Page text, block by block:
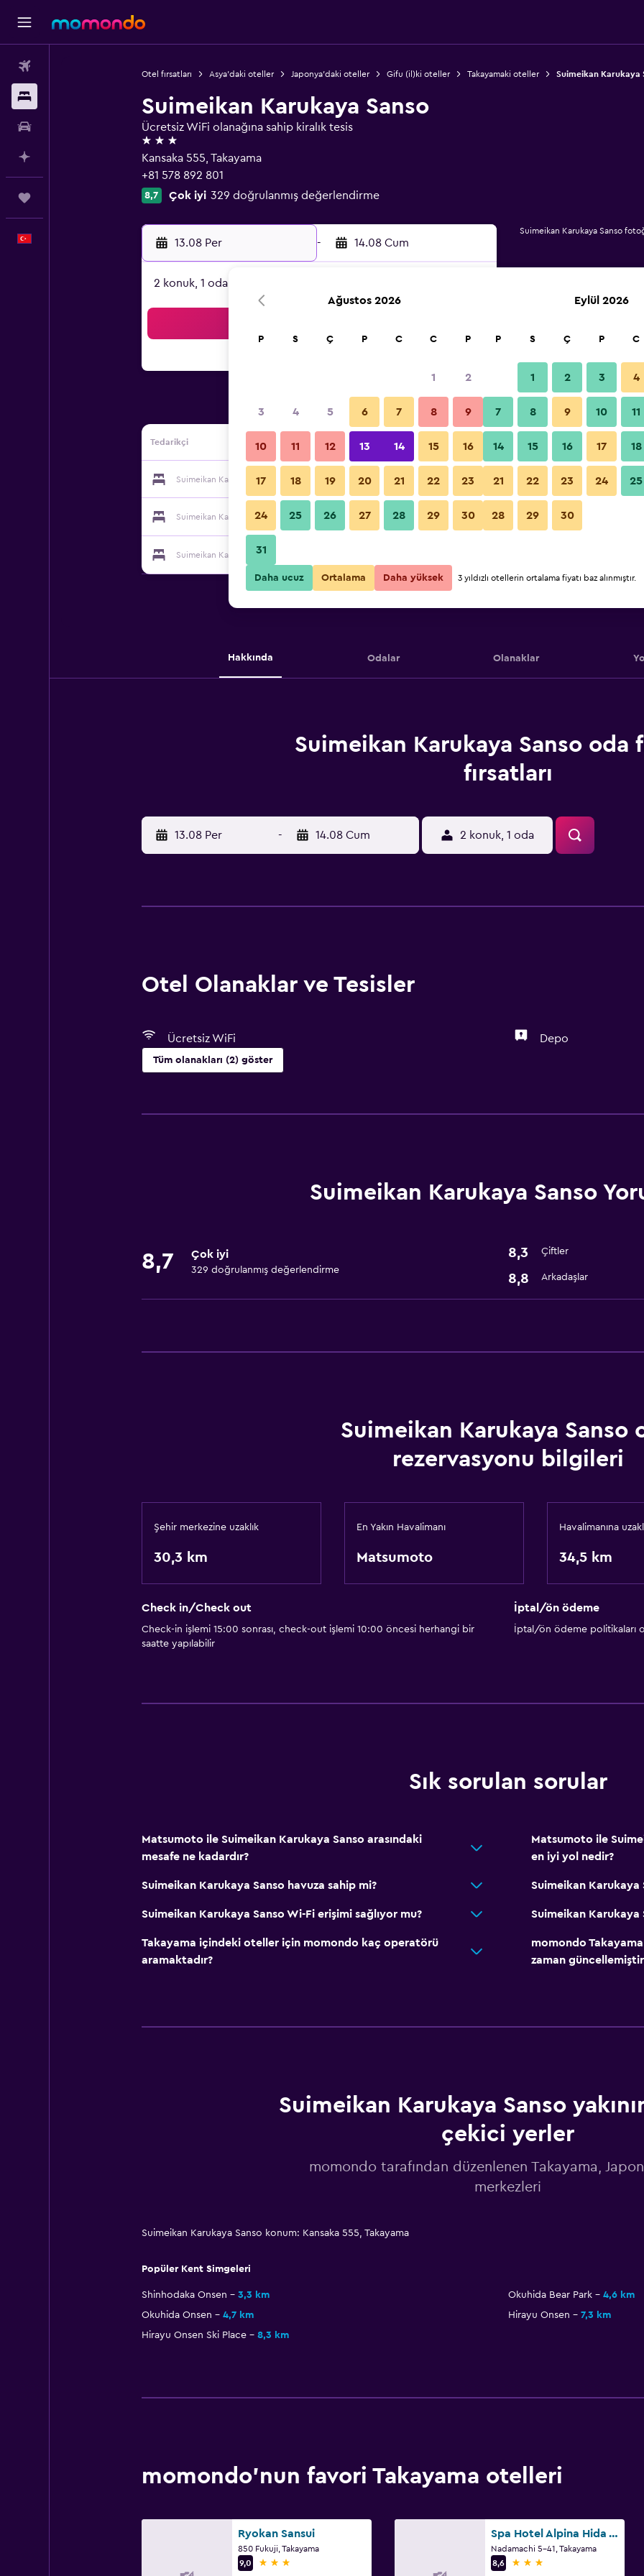
Otel fırsatları Asya'daki oteller Japonya'daki oteller Gifu (il)ki oteller Takayamaki oteller Suimeikan Karukaya
Suimeikan Karukaya Sanso
Ücretsiz WiFi olanağına sahip kiralık tesis
3 yıldız
Kansaka 555, Takayama
+81 578 892 801
8,7 Çok iyi 329 doğrulanmış değerlendirme
13.08 Per - 14.08 Cum
2 konuk, 1 oda
Tedarikçi
Suimeikan Karukaya Sanso tedarikçisi Fiyatları Göster
Suimeikan Karukaya Sanso tedarikçisi Fiyatları Göster
Suimeikan Karukaya Sanso tedarikçisi
Suimeikan Karukaya Sanso
Hakkında Odalar Olanaklar
Suimeikan Karukaya Sanso oda
fırsatları
13.08 Per - 14.08 Cum 2 konuk, 1 oda
Otel Olanaklar ve Tesisler
Ücretsiz WiFi Depo
Tüm olanakları (2) göster
Depo
Ücretsiz WiFi
Suimeikan Karukaya Sanso
8,7 Çok iyi
329 doğrulanmış değerlendirme
8,3 Çiftler
8,8 Arkadaşlar
Suimeikan Karukaya Sanso
rezervasyonu bilgileri
Şehir merkezine uzaklık
30,3 km
En Yakın Havalimanı
Matsumoto
Havalimanına
34,5 km
Check in/Check out
Check-in işlemi 15:00 sonrası, check-out işlemi 10:00 öncesi herhangi bir
saatte yapılabilir
İptal/ön ödeme
İptal/ön ödeme politikaları
Sık sorulan sorular
Matsumoto ile Suimeikan Karukaya Sanso arasındaki
mesafe ne kadardır?
Matsumoto ile
en iyi yol nedir?
Suimeikan Karukaya Sanso havuza sahip mi? Suimeikan Karukaya
Suimeikan Karukaya Sanso Wi-Fi erişimi sağlıyor mu? Suimeikan Karukaya
Takayama içindeki oteller için momondo kaç operatörü
aramaktadır?
momondo
zaman
Suimeikan Karukaya Sanso
çekici yerler
momondo tarafından düzenlenen Takayama,
merkezleri
Suimeikan Karukaya Sanso konum: Kansaka 555, Takayama
Popüler Kent Simgeleri
Shinhodaka Onsen 3,3 km Okuhida Bear Park
4,6 km
Okuhida Onsen
4,7 km Hirayu Onsen
7,3 km
Hirayu Onsen Ski Place
8,3 km
momondo'nun favori Takayama otelleri
Ryokan Sansui
850 Fukuji, Takayama
9,0
3 yıldız
Spa Hotel Alpina Hida Takayama
Nadamachi 5-41, Takayama
8,6
3 yıldız
Ağustos 2026
P S Ç P C C P
1 2
3 4 5 6 7 8 9
10 11 12 13 14 15 16
17 18 19 20 21 22 23
24 25 26 27 28 29 30
31
Eylül 2026
P S Ç P C
1 2 3 4
7 8 9 10 11
14 15 16 17 18
21 22 23 24 25
28 29 30
Daha ucuz Ortalama Daha yüksek 3 yıldızlı otellerin ortalama fiyatı baz alınmıştır.